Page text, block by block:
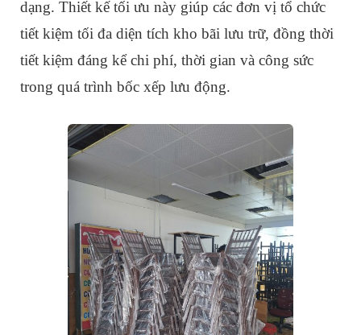
dạng. Thiết kế tối ưu này giúp các đơn vị tổ chức
tiết kiệm tối đa diện tích kho bãi lưu trữ, đồng thời
tiết kiệm đáng kể chi phí, thời gian và công sức
trong quá trình bốc xếp lưu động.